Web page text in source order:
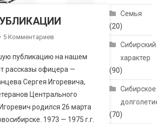
5 Комментариев
публикацию на нашем
рассказы офицера —
Сергея Игоревича,
Центрального
родился 26 марта
1973 — 1975 г.г.
Семья
(20)
Сибирский
характер
(90)
Сибирское
(70)